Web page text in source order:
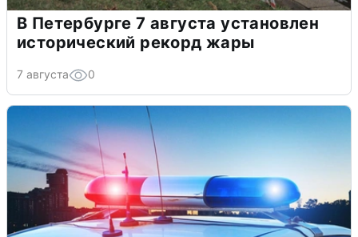
В Петербурге 7 августа установлен
исторический рекорд жары
7 августа 0